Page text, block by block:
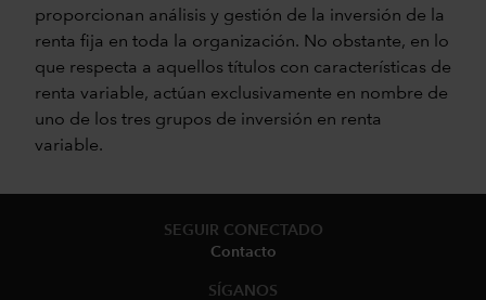
proporcionan análisis y gestión de la inversión de la
renta fija en toda la organización. No obstante, en lo
que respecta a aquellos títulos con características de
renta variable, actúan exclusivamente en nombre de
uno de los tres grupos de inversión en renta
variable.
SEGUIR CONECTADO
Contacto
SÍGANOS